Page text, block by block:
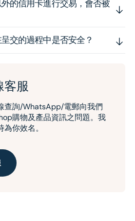
的信用卡進行交易，會否被
交的過程中是否安全？
客服
查詢/WhatsApp/電郵向我們
購物及產品資訊之問題。我
你效名。